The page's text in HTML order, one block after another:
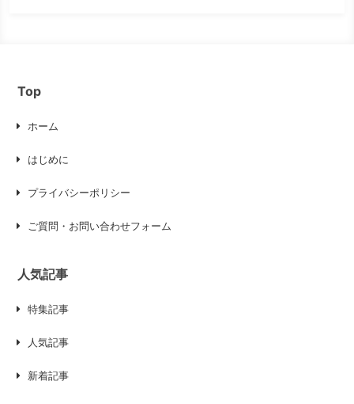
Top
ホーム
はじめに
プライバシーポリシー
ご質問・お問い合わせフォーム
人気記事
特集記事
人気記事
新着記事